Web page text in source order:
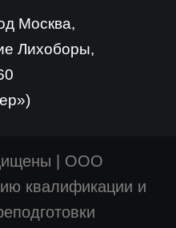
Москва,
Лихоборы,
ООО
квалификации и